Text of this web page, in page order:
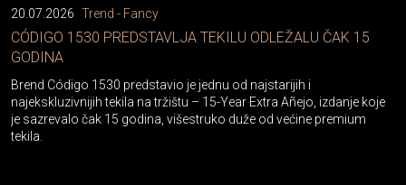
20.07.2026 Trend - Fancy
CÓDIGO 1530 PREDSTAVLJA TEKILU ODLEŽALU ČAK 15
GODINA
Brend Código 1530 predstavio je jednu od najstarijih i
najekskluzivnijih tekila na tržištu – 15-Year Extra Añejo, izdanje koje
je sazrevalo čak 15 godina, višestruko duže od većine premium
tekila.